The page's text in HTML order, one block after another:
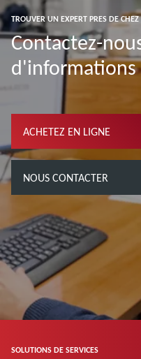
TROUVER UN EXPERT PRES DE
Contactez-
d'informations
ACHETEZ EN LIGNE
NOUS CONTACTER
SOLUTIONS DE SERVICES